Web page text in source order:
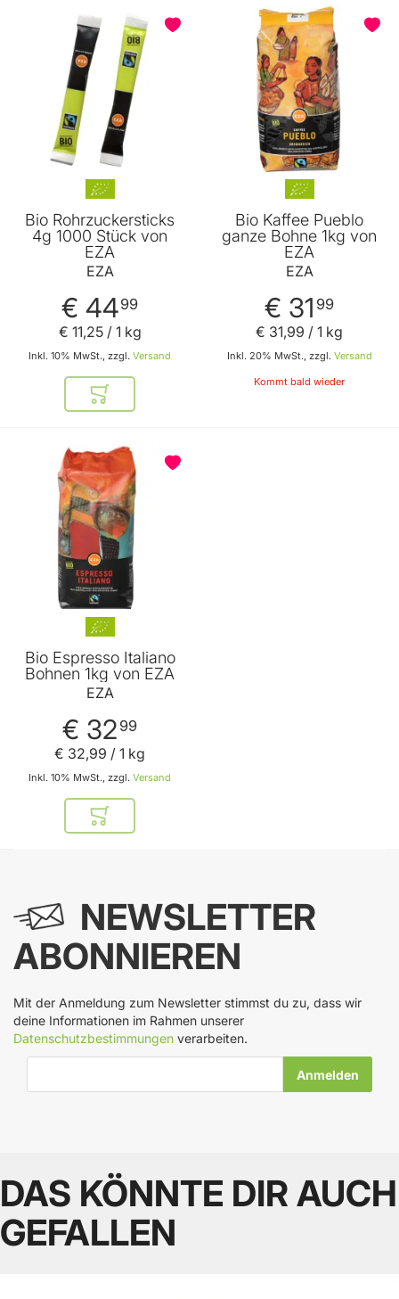
Bio Rohrzuckersticks
4g 1000 Stück von
EZA
EZA
€ 4499
Inkl. 10% MwSt., zzgl. Versand
€ 11,25/ 1 kg
In den Warenkorb
Bio Kaffee Pueblo
ganze Bohne 1kg von
EZA
EZA
€ 31 99
Inkl. 20% MwSt., zzgl. Versand
€ 31,99 / 1 kg
Kommt bald wieder
Bio Espresso Italiano
Bohnen 1kg von EZA
EZA
€ 32 99
Inkl. 10% MwSt., zzgl. Versand
€ 32,99 / 1 kg
In den Warenkorb
NEWSLETTER
ABONNIEREN
Mit der Anmeldung zum Newsletter stimmst du zu, dass wir
deine Informationen im Rahmen unserer
Datenschutzbestimmungen verarbeiten.
DAS KÖNNTE DIR AUCH
GEFALLEN